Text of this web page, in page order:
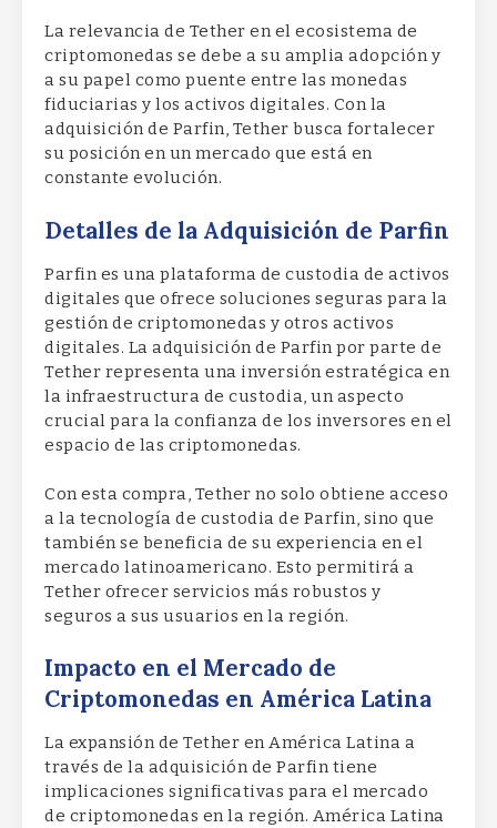
La relevancia de Tether en el ecosistema de
criptomonedas se debe a su amplia adopción y
a su papel como puente entre las monedas
fiduciarias y los activos digitales. Con la
adquisición de Parfin, Tether busca fortalecer
su posición en un mercado que está en
constante evolución.
Detalles de la Adquisición de Parfin
Parfin es una plataforma de custodia de activos
digitales que ofrece soluciones seguras para la
gestión de criptomonedas y otros activos
digitales. La adquisición de Parfin por parte de
Tether representa una inversión estratégica en
la infraestructura de custodia, un aspecto
crucial para la confianza de los inversores en el
espacio de las criptomonedas.
Con esta compra, Tether no solo obtiene acceso
a la tecnología de custodia de Parfin, sino que
también se beneficia de su experiencia en el
mercado latinoamericano. Esto permitirá a
Tether ofrecer servicios más robustos y
seguros a sus usuarios en la región.
Impacto en el Mercado de
Criptomonedas en América Latina
La expansión de Tether en América Latina a
través de la adquisición de Parfin tiene
implicaciones significativas para el mercado
de criptomonedas en la región. América Latina